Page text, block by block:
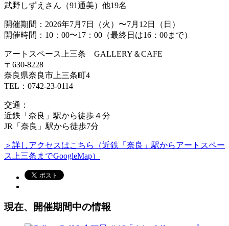
武野しずえさん（91通美）他19名
開催期間：2026年7月7日（火）〜7月12日（日）
開催時間：10：00〜17：00（最終日は16：00まで）
アートスペース上三条 GALLERY＆CAFE
〒630-8228
奈良県奈良市上三条町4
TEL：0742-23-0114
交通：
近鉄「奈良」駅から徒歩４分
JR「奈良」駅から徒歩7分
＞詳しアクセスはこちら（近鉄「奈良」駅からアートスペー
ス上三条までGoogleMap）
現在、開催期間中の情報